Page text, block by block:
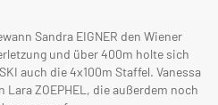
Sandra EIGNER den Wiener
und über 400m holte sich
auch die 4x100m Staffel. Vanessa
ZOEPHEL, die außerdem noch